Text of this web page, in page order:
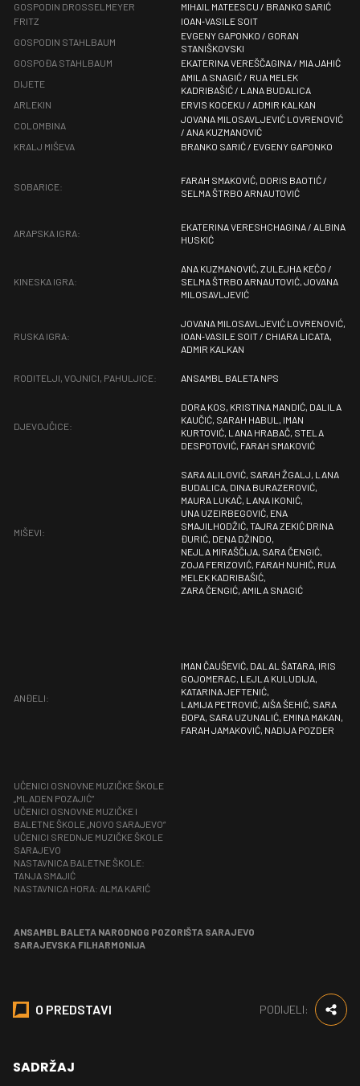
O PREDSTAVI PODIJELI:
SADRŽAJ
GOSPODIN DROSSELMEYER
MIHAIL MATEESCU / BRANKO SARIĆ
FRITZ
IOAN‐VASILE SOIT
GOSPODIN STAHLBAUM
EVGENY GAPONKO / GORAN
STANIŠKOVSKI
GOSPOĐA STAHLBAUM
EKATERINA VEREŠČAGINA / MIA JAHIĆ
DIJETE
AMILA SNAGIĆ / RUA MELEK
KADRIBAŠIĆ / LANA BUDALICA
ARLEKIN
ERVIS KOCEKU / ADMIR KALKAN
COLOMBINA
JOVANA MILOSAVLJEVIĆ LOVRENOVIĆ
/ ANA KUZMANOVIĆ
KRALJ MIŠEVA
BRANKO SARIĆ / EVGENY GAPONKO
SOBARICE:
FARAH SMAKOVIĆ, DORIS BAOTIĆ /
SELMA ŠTRBO ARNAUTOVIĆ
ARAPSKA IGRA:
EKATERINA VERESHCHAGINA / ALBINA
HUSKIĆ
KINESKA IGRA:
ANA KUZMANOVIĆ, ZULEJHA KEČO /
SELMA ŠTRBO ARNAUTOVIĆ, JOVANA
MILOSAVLJEVIĆ
RUSKA IGRA:
JOVANA MILOSAVLJEVIĆ LOVRENOVIĆ,
IOAN‐VASILE SOIT / CHIARA LICATA,
ADMIR KALKAN
RODITELJI, VOJNICI, PAHULJICE: ANSAMBL BALETA NPS
DJEVOJČICE:
DORA KOS, KRISTINA MANDIĆ, DALILA
KAUČIĆ, SARAH HABUL, IMAN
KURTOVIĆ, LANA HRABAČ, STELA
DESPOTOVIĆ, FARAH SMAKOVIĆ
MIŠEVI:
SARA ALILOVIĆ, SARAH ŽGALJ, LANA
BUDALICA, DINA BURAZEROVIĆ,
MAURA LUKAČ, LANA IKONIĆ,
UNA UZEIRBEGOVIĆ, ENA
SMAJILHODŽIĆ, TAJRA ZEKIĆ DRINA
ĐURIĆ, DENA DŽINDO,
NEJLA MIRAŠČIJA, SARA ČENGIĆ,
ZOJA FERIZOVIĆ, FARAH NUHIĆ, RUA
MELEK KADRIBAŠIĆ,
ZARA ČENGIĆ, AMILA SNAGIĆ
ANĐELI:
IMAN ČAUŠEVIĆ, DALAL ŠATARA, IRIS
GOJOMERAC, LEJLA KULUDIJA,
KATARINA JEFTENIĆ,
LAMIJA PETROVIĆ, AIŠA ŠEHIĆ, SARA
ĐOPA, SARA UZUNALIĆ, EMINA MAKAN,
FARAH JAMAKOVIĆ, NADIJA POZDER
UČENICI OSNOVNE MUZIČKE ŠKOLE
„MLADEN POZAJIĆ”
UČENICI OSNOVNE MUZIČKE I
BALETNE ŠKOLE „NOVO SARAJEVO“
UČENICI SREDNJE MUZIČKE ŠKOLE
SARAJEVO
NASTAVNICA BALETNE ŠKOLE:
TANJA SMAJIĆ
NASTAVNICA HORA: ALMA KARIĆ
ANSAMBL BALETA NARODNOG POZORIŠTA SARAJEVO
SARAJEVSKA FILHARMONIJA